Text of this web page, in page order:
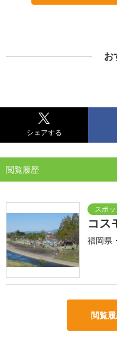
お
シェアする
閲覧履歴
コス
福岡県
閲覧